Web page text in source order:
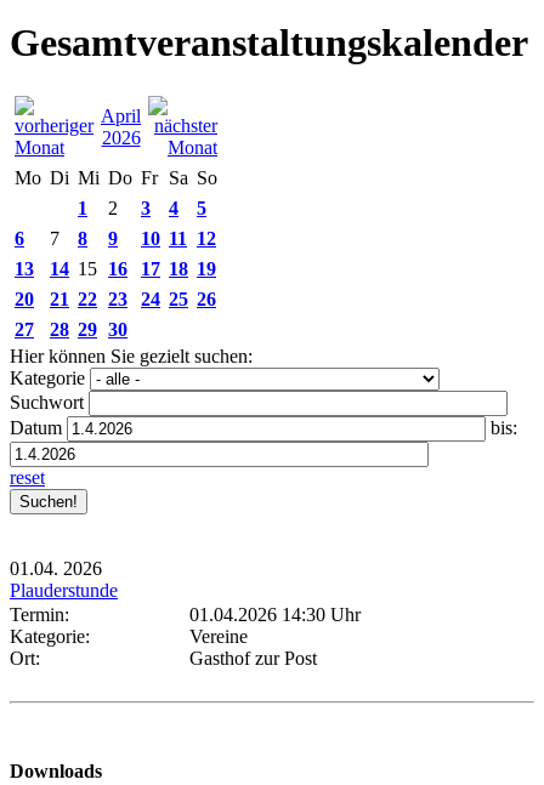
Gesamtveranstaltungskalender
April
2026
Mo Di Mi Do Fr Sa So
1
2 3 4
5
6
7 8 9 10 11
12
13
14 15 16 17 18 19
20
21 22 23 24 25 26
27
28 29 30
Hier können Sie gezielt suchen:
Kategorie
Suchwort
Datum
bis:
reset
01.04. 2026
Plauderstunde
Termin:
01.04.2026 14:30 Uhr
Kategorie:
Vereine
Ort:
Gasthof zur Post
Downloads